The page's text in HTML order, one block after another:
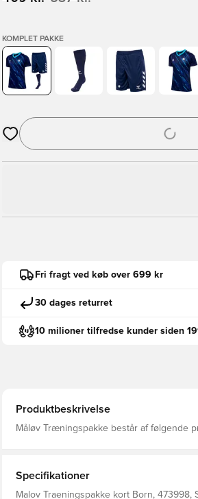
KOMPLET PAKKE
Åbner en Modal til at logge ind eller
Fri fragt ved køb over 699 kr
30 dages returret
10 milioner tilfredse kunder siden
Produktbeskrivelse
Måløv Træningspakke består af følgende
Specifikationer
Malov Traeningspakke kort Born, 473998,